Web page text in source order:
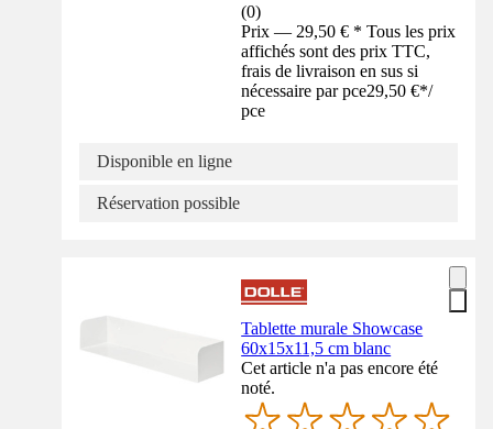
(0)
Prix — 29,50 € * Tous les prix
affichés sont des prix TTC,
frais de livraison en sus si
nécessaire par pce29,50 €*/
pce
Disponible en ligne
Réservation possible
Tablette murale Showcase
60x15x11,5 cm blanc
Cet article n'a pas encore été
noté.